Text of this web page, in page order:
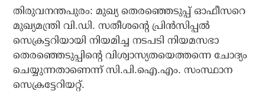
തിരുവനന്തപുരം: മുഖ്യ തെരഞ്ഞെടുപ്പ് ഓഫീസറെ
മുഖ്യമന്ത്രി വി.ഡി. സതീശന്റെ പ്രിന്‍സിപ്പല്‍
സെക്രട്ടറിയായി നിയമിച്ച നടപടി നിയമസഭാ
തെരഞ്ഞെടുപ്പിന്റെ വിശ്വാസ്യതയെത്തന്നെ ചോദ്യം
ചെയ്യുന്നതാണെന്ന് സി.പി.ഐ.എം. സംസ്ഥാന
സെക്രട്ടേറിയറ്റ്.